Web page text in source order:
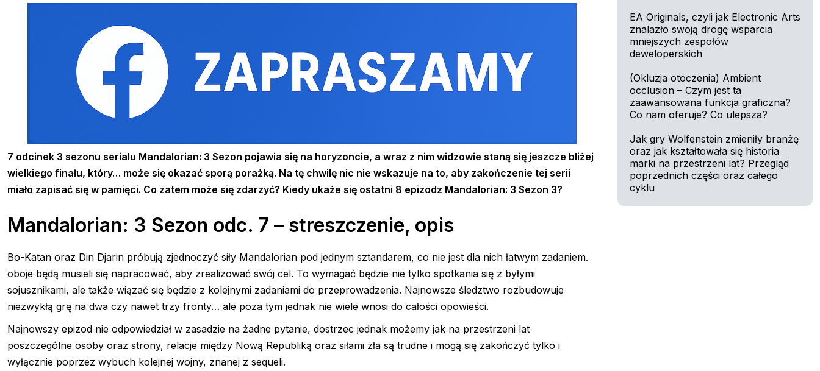
7 odcinek 3 sezonu serialu Mandalorian: 3 Sezon pojawia się na horyzoncie, a wraz z nim widzowie staną się jeszcze bliżej
wielkiego finału, który… może się okazać sporą porażką. Na tę chwilę nic nie wskazuje na to, aby zakończenie tej serii
miało zapisać się w pamięci. Co zatem może się zdarzyć? Kiedy ukaże się ostatni 8 epizodz Mandalorian: 3 Sezon 3?
Mandalorian: 3 Sezon odc. 7 – streszczenie, opis
Bo-Katan oraz Din Djarin próbują zjednoczyć siły Mandalorian pod jednym sztandarem, co nie jest dla nich łatwym zadaniem.
oboje będą musieli się napracować, aby zrealizować swój cel. To wymagać będzie nie tylko spotkania się z byłymi
sojusznikami, ale także wiązać się będzie z kolejnymi zadaniami do przeprowadzenia. Najnowsze śledztwo rozbudowuje
niezwykłą grę na dwa czy nawet trzy fronty… ale poza tym jednak nie wiele wnosi do całości opowieści.
Najnowszy epizod nie odpowiedział w zasadzie na żadne pytanie, dostrzec jednak możemy jak na przestrzeni lat
poszczególne osoby oraz strony, relacje między Nową Republiką oraz siłami zła są trudne i mogą się zakończyć tylko i
wyłącznie poprzez wybuch kolejnej wojny, znanej z sequeli.
EA Originals, czyli jak Electronic Arts
znalazło swoją drogę wsparcia
mniejszych zespołów
deweloperskich
(Okluzja otoczenia) Ambient
occlusion – Czym jest ta
zaawansowana funkcja graficzna?
Co nam oferuje? Co ulepsza?
Jak gry Wolfenstein zmieniły branżę
oraz jak kształtowała się historia
marki na przestrzeni lat? Przegląd
poprzednich części oraz całego
cyklu